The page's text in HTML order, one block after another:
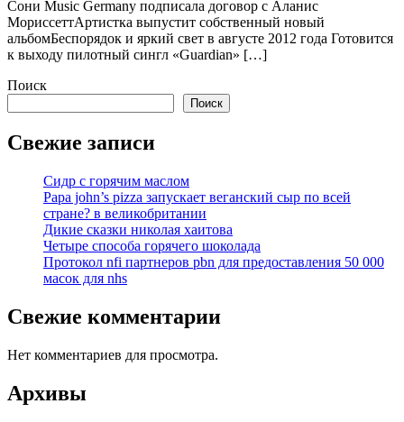
Сони Music Germany подписала договор с Аланис
МориссеттАртистка выпустит собственный новый
альбомБеспорядок и яркий свет в августе 2012 года Готовится
к выходу пилотный сингл «Guardian» […]
Поиск
Поиск
Свежие записи
Сидр с горячим маслом
Papa john’s pizza запускает веганский сыр по всей
стране? в великобритании
Дикие сказки николая хаитова
Четыре способа горячего шоколада
Протокол nfi партнеров pbn для предоставления 50 000
масок для nhs
Свежие комментарии
Нет комментариев для просмотра.
Архивы